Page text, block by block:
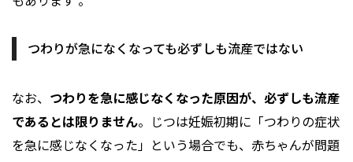
つわりが急になくなっても必ずしも流産ではない
なお、 つわりを急に感じなくなった原因が、必ずしも流産
であるとは限りません。じつは妊娠初期に「つわりの症状
を急に感じなくなった」という場合でも、赤ちゃんが問題